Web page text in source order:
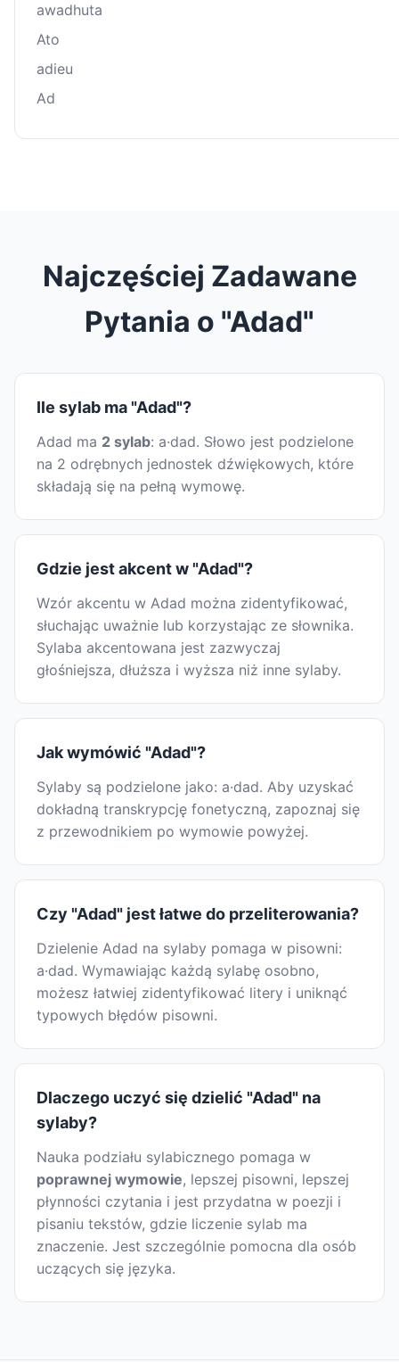
awadhuta
Ato
adieu
Ad
Najczęściej Zadawane
Pytania o "Adad"
Ile sylab ma "Adad"?
Adad ma 2 sylab: a·dad. Słowo jest podzielone
na 2 odrębnych jednostek dźwiękowych, które
składają się na pełną wymowę.
Gdzie jest akcent w "Adad"?
Wzór akcentu w Adad można zidentyfikować,
słuchając uważnie lub korzystając ze słownika.
Sylaba akcentowana jest zazwyczaj
głośniejsza, dłuższa i wyższa niż inne sylaby.
Jak wymówić "Adad"?
Sylaby są podzielone jako: a·dad. Aby uzyskać
dokładną transkrypcję fonetyczną, zapoznaj się
z przewodnikiem po wymowie powyżej.
Czy "Adad" jest łatwe do przeliterowania?
Dzielenie Adad na sylaby pomaga w pisowni:
a·dad. Wymawiając każdą sylabę osobno,
możesz łatwiej zidentyfikować litery i uniknąć
typowych błędów pisowni.
Dlaczego uczyć się dzielić "Adad" na
sylaby?
Nauka podziału sylabicznego pomaga w
poprawnej wymowie, lepszej pisowni, lepszej
płynności czytania i jest przydatna w poezji i
pisaniu tekstów, gdzie liczenie sylab ma
znaczenie. Jest szczególnie pomocna dla osób
uczących się języka.